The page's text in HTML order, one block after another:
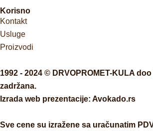
Korisno
Kontakt
Usluge
Proizvodi
1992 - 2024 © DRVOPROMET-KULA
zadržana.
Izrada web prezentacije: Avokado.rs
Sve cene su izražene sa uračunatim